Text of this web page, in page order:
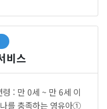
비스
: 만 0세 ~ 만 6세 이
를 충족하는 영유아①